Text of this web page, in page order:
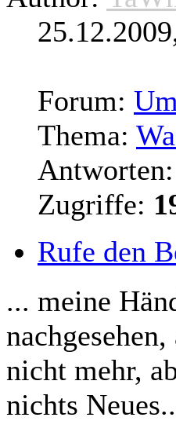
Forum:
Thema:
Antworten:
Zugriffe:
Rufe den
... meine
nicht mehr,
nichts